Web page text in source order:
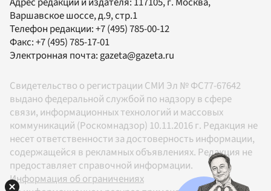
Варшавское шоссе, д.9, стр.1
Телефон редакции:+7 (495) 785-00-12
Факс:+7 (495) 785-17-01
Электронная почта: gazeta@gazeta.ru
Свидетельство о регистрации СМИ Эл № ФС77-67642
выдано федеральной службой по надзору в сфере
связи, информационных технологий и массовых
коммуникаций (Роскомнадзор) 10.11.2016 г. Редакция не
несет ответственности за достоверность информации,
содержащейся в рекламных объявлениях. Редакция не
предоставляет справочной информации.
Информация об ограничениях